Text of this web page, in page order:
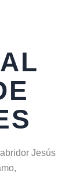
Jesús